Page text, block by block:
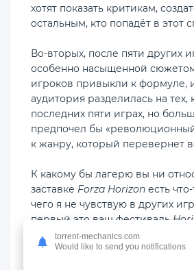
хотят показать критикам,
остальным, кто попадёт в этот
Во-вторых, после пяти других
особенно насыщенной
игроков привыкли к формуле,
аудитория разделилась на тех,
последних пяти играх, но
предпочел бы
к жанру, который перевернет
К какому бы лагерю вы ни
заставке Forza Horizon есть
чего я не чувствую в других
первый это ваш фестиваль
, всегда найдется что-то, что
воскликнуть: «Ого!» и «Черт
torrent-mechanics.com
Would like to send you notifications